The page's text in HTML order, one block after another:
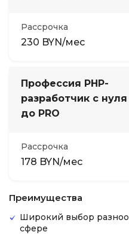
Рассрочка
230 BYN/мес
Профессия PHP-
разработчик с нуля
до PRO
Рассрочка
178 BYN/мес
Преимущества
Широкий выбор
сфере